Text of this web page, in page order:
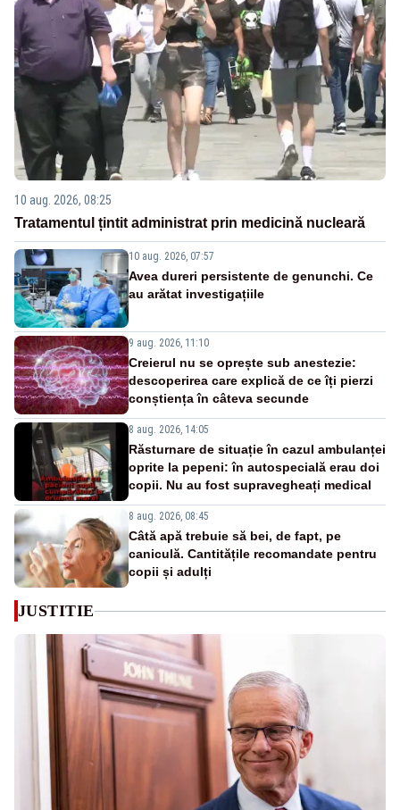
10 aug. 2026, 08:25
Tratamentul țintit administrat prin medicină nucleară
10 aug. 2026, 07:57
Avea dureri persistente de genunchi. Ce
au arătat investigațiile
9 aug. 2026, 11:10
Creierul nu se oprește sub anestezie:
descoperirea care explică de ce îți pierzi
conștiența în câteva secunde
8 aug. 2026, 14:05
Răsturnare de situație în cazul ambulanței
oprite la pepeni: în autospecială erau doi
copii. Nu au fost supravegheați medical
8 aug. 2026, 08:45
Câtă apă trebuie să bei, de fapt, pe
caniculă. Cantitățile recomandate pentru
copii și adulți
JUSTITIE